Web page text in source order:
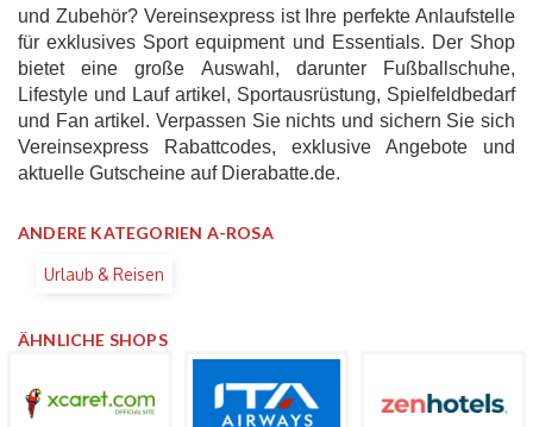
und Zubehör? Vereinsexpress ist Ihre perfekte Anlaufstelle
für exklusives Sport equipment und Essentials. Der Shop
bietet eine große Auswahl, darunter Fußballschuhe,
Lifestyle und Lauf artikel, Sportausrüstung, Spielfeldbedarf
und Fan artikel. Verpassen Sie nichts und sichern Sie sich
Vereinsexpress Rabattcodes, exklusive Angebote und
aktuelle Gutscheine auf Dierabatte.de.
ANDERE KATEGORIEN A-ROSA
Urlaub & Reisen
ÄHNLICHE SHOPS